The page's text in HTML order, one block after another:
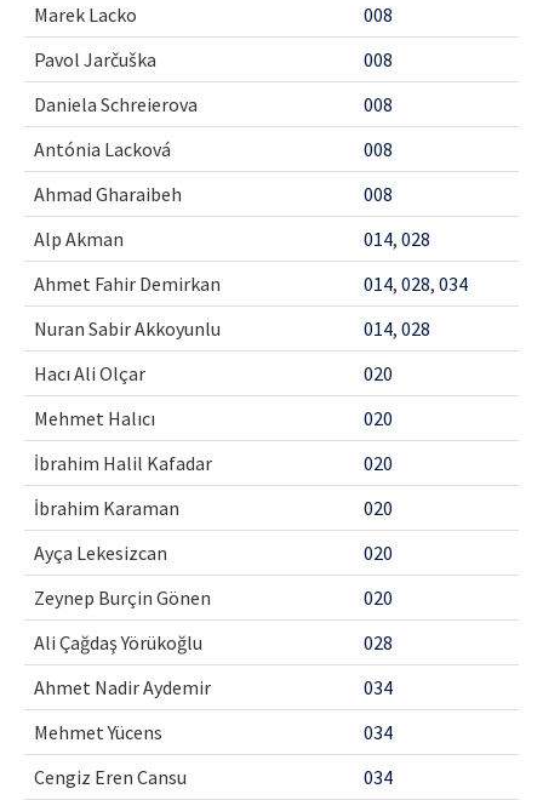
Contact Us
E-ISSN: 2687-4792
Marek Lacko
008
Pavol Jarčuška
008
Daniela Schreierova
008
Antónia Lacková
008
Ahmad Gharaibeh
008
Alp Akman
014, 028
Ahmet Fahir Demirkan
014, 028, 034
Nuran Sabir Akkoyunlu
014, 028
Hacı Ali Olçar
020
Mehmet Halıcı
020
İbrahim Halil Kafadar
020
İbrahim Karaman
020
Ayça Lekesizcan
020
Zeynep Burçin Gönen
020
Ali Çağdaş Yörükoğlu
028
Ahmet Nadir Aydemir
034
Mehmet Yücens
034
Cengiz Eren Cansu
034